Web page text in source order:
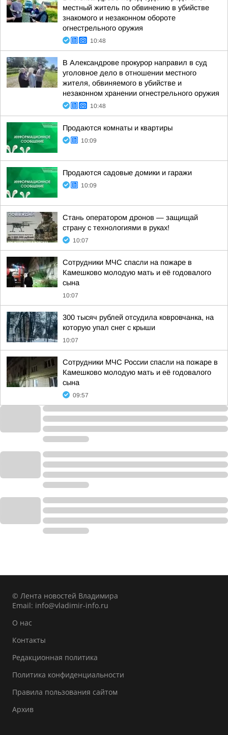
местный житель по обвинению в убийстве
знакомого и незаконном обороте
огнестрельного оружия
10:48
В Александрове прокурор направил в суд
уголовное дело в отношении местного
жителя, обвиняемого в убийстве и
незаконном хранении огнестрельного оружия
10:48
Продаются комнаты и квартиры
10:09
Продаются садовые домики и гаражи
10:09
Стань оператором дронов — защищай
страну с технологиями в руках!
10:07
Сотрудники МЧС спасли на пожаре в
Камешково молодую мать и её годовалого
сына
10:07
300 тысяч рублей отсудила ковровчанка, на
которую упал снег с крыши
10:07
Сотрудники МЧС России спасли на пожаре в
Камешково молодую мать и её годовалого
сына
09:57
© Лента новостей Владимира
Email: info@vladimir-info.ru
О нас
Контакты
Редакционная политика
Политика конфиденциальности
Правила пользования сайтом
Архив